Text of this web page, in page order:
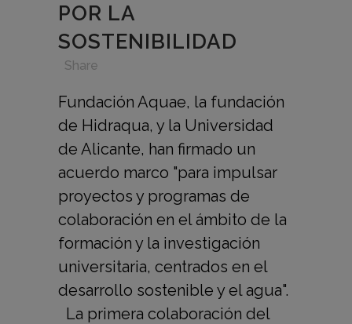
POR LA
SOSTENIBILIDAD
Share
Fundación Aquae, la fundación
de Hidraqua, y la Universidad
de Alicante, han firmado un
acuerdo marco "para impulsar
proyectos y programas de
colaboración en el ámbito de la
formación y la investigación
universitaria, centrados en el
desarrollo sostenible y el agua".
La primera colaboración del